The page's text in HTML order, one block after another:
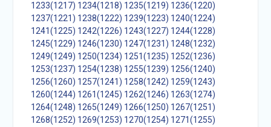
1233(1217) 1234(1218) 1235(1219) 1236(1220)
1237(1221) 1238(1222) 1239(1223) 1240(1224)
1241(1225) 1242(1226) 1243(1227) 1244(1228)
1245(1229) 1246(1230) 1247(1231) 1248(1232)
1249(1249) 1250(1234) 1251(1235) 1252(1236)
1253(1237) 1254(1238) 1255(1239) 1256(1240)
1256(1260) 1257(1241) 1258(1242) 1259(1243)
1260(1244) 1261(1245) 1262(1246) 1263(1274)
1264(1248) 1265(1249) 1266(1250) 1267(1251)
1268(1252) 1269(1253) 1270(1254) 1271(1255)